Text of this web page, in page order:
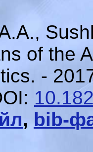
of the
-
, bib-